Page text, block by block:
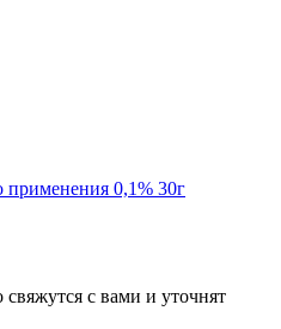
применения 0,1% 30г
с вами и уточнят